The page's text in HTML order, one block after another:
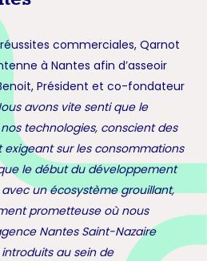
commerciales, Qarnot
à Nantes afin d’asseoir
Président et co-fondateur
avons vite senti que le
technologies, conscient des
sur les consommations
le début du développement
avec un écosystème grouillant,
prometteuse où nous
Nantes Saint-Nazaire
au sein de